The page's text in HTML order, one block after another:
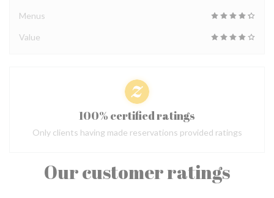
Our customer ratings
Menus
Value
100% certified ratings
Only clients having made reservations provided ratings